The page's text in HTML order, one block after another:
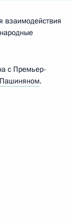
взаимодействия
с Премьер-
.